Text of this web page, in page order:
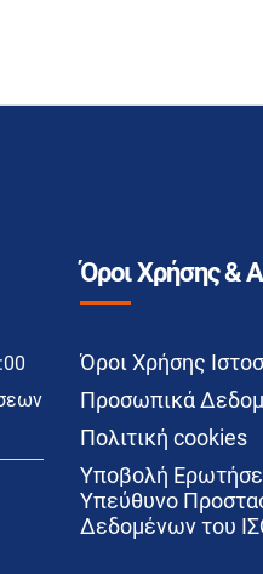
Όροι Χρήσης &
Όροι Χρήσης
Προσωπικά
Πολιτική cookies
Υποβολή
Υπεύθυνο
Δεδομένων του